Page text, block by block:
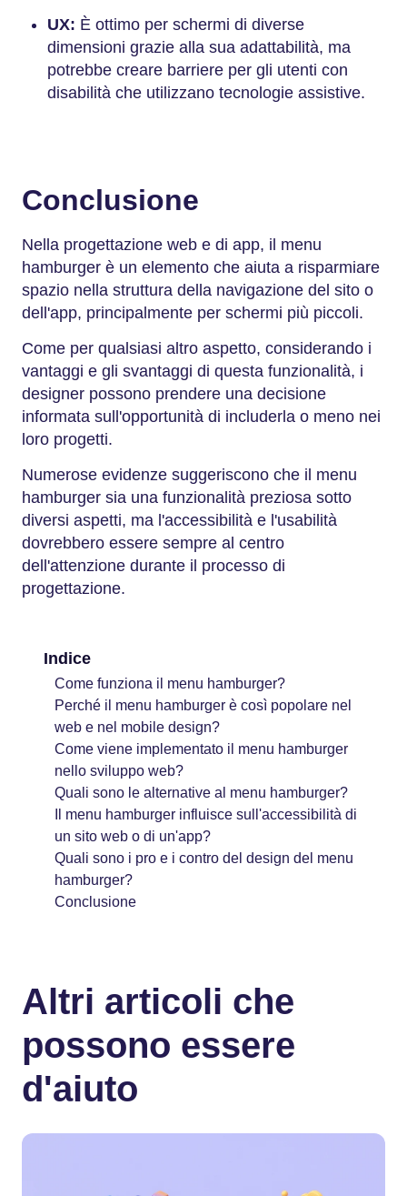
UX: È ottimo per schermi di diverse
dimensioni grazie alla sua adattabilità, ma
potrebbe creare barriere per gli utenti con
disabilità che utilizzano tecnologie assistive.
Conclusione
Nella progettazione web e di app, il menu
hamburger è un elemento che aiuta a risparmiare
spazio nella struttura della navigazione del sito o
dell'app, principalmente per schermi più piccoli.
Come per qualsiasi altro aspetto, considerando i
vantaggi e gli svantaggi di questa funzionalità, i
designer possono prendere una decisione
informata sull'opportunità di includerla o meno nei
loro progetti.
Numerose evidenze suggeriscono che il menu
hamburger sia una funzionalità preziosa sotto
diversi aspetti, ma l'accessibilità e l'usabilità
dovrebbero essere sempre al centro
dell'attenzione durante il processo di
progettazione.
Indice
Come funziona il menu hamburger?
Perché il menu hamburger è così popolare nel
web e nel mobile design?
Come viene implementato il menu hamburger
nello sviluppo web?
Quali sono le alternative al menu hamburger?
Il menu hamburger influisce sull'accessibilità di
un sito web o di un'app?
Quali sono i pro e i contro del design del menu
hamburger?
Conclusione
Altri articoli che
possono essere
d'aiuto